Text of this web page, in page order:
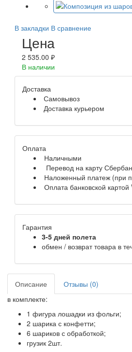
В закладки В сравнение
Цена
2 535.00 ₽
В наличии
Доставка
Самовывоз
Доставка курьером
Оплата
Наличными
Перевод на карту
Наложенный платеж (при
Оплата банковской
Гарантия
3-5 дней полета
обмен / возврат товара в
Описание
Отзывы (0)
в комплекте:
1 фигура лошадки из фольги;
2 шарика с конфетти;
6 шариков с обработкой;
грузик 2шт.